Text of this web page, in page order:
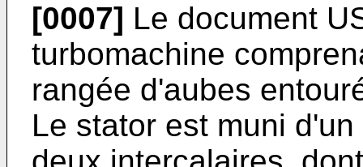
[0007] Le document
turbomachine
rangée d'aubes
Le stator est muni